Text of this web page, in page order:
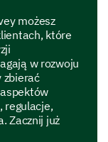
możesz
które
w rozwoju
zbierać
regulacje,
Zacznij już